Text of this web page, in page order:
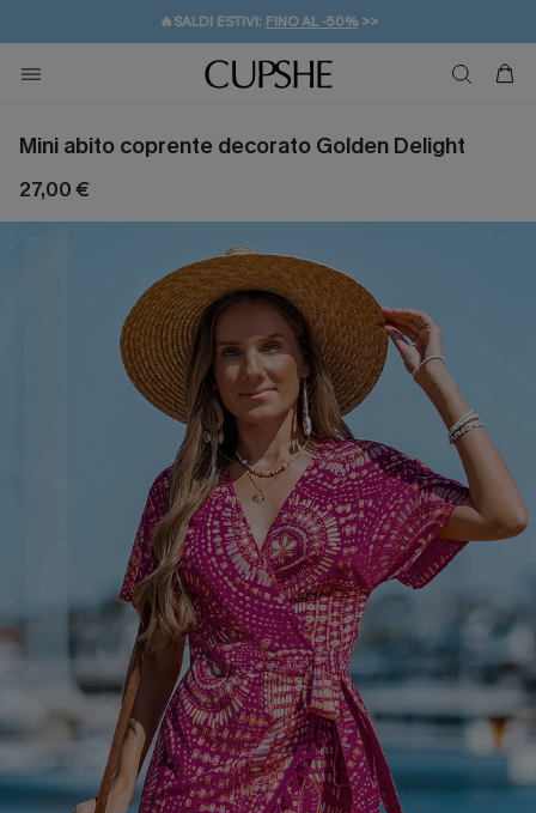
🔥SALDI ESTIVI: FINO AL -50%>>
🚚SPEDIZIONE GRATUITA DA 49€
💌REGALO PER I NUOVI: 20% DI SCONTO*
Mini abito coprente decorato Golden Delight
27,00 €